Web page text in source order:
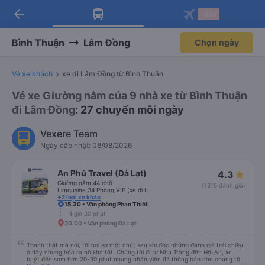
Tải app Vexere ngay!
Nhận ưu đãi thành viên độc
Mở app
Tải app Vexere
-30k/ghế khi đặt vé máy bay qua
Mở app
arrow_back
Bình Thuận Lâm Đồng Chọn ngày
Vé xe khách xe đi Lâm Đồng từ Bình Thuận
Vé xe Giường nằm của 9 nhà xe từ Bình Thuận
đi Lâm Đồng: 27 chuyến mỗi ngày
Vexere Team
Ngày cập nhật: 08/08/2026
An Phú Travel (Đà Lạt)
Giường nằm 44 chỗ
+2 loại xe khác
4.3
(1315 đánh giá)
15:30 • Văn phòng Phan Thiết
4 giờ 30 phút
20:00 • Văn phòng Đà Lạt
Thành thật mà nói, tôi hơi sợ một chút sau khi đọc những đánh giá trái chiều
ở đây nhưng hóa ra nó khá tốt. Chúng tôi đi từ Nha Trang đến Hội An, xe
buýt đến sớm hơn 20-30 phút nhưng nhân viên đã thông báo cho chúng tôi